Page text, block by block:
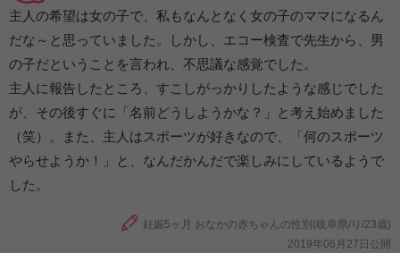
主人の希望は女の子で、私もなんとなく女の子のママになるん
だな～と思っていました。しかし、エコー検査で先生から、男
の子だということを言われ、不思議な感覚でした。
主人に報告したところ、すこしがっかりしたような感じでした
が、その後すぐに「名前どうしようかな？」と考え始めました
（笑）。また、主人はスポーツが好きなので、「何のスポーツ
やらせようか！」と、なんだかんだで楽しみにしているようで
した。
妊娠5ヶ月 おなかの赤ちゃんの性別(岐阜県/り/23歳)
2019年06月27日公開